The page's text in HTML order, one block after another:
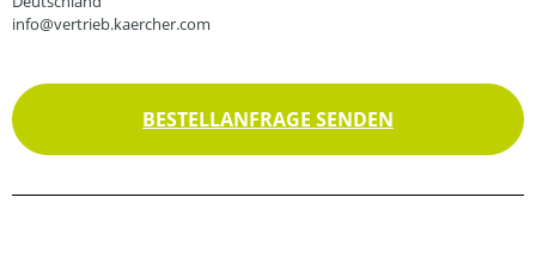
info@vertrieb.kaercher.com
BESTELLANFRAGE SENDEN